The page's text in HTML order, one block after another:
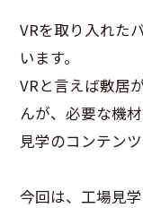
VRを取り入れた
います。
VRと言えば敷居
んが、必要な機
見学のコンテン
今回は、工場見